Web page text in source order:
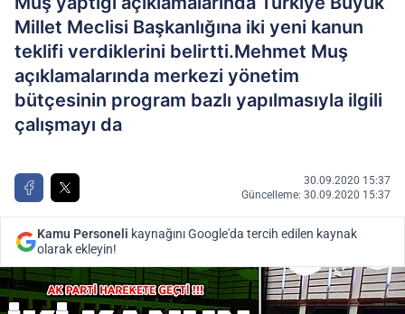
Millet Meclisi Başkanlığına iki yeni kanun
teklifi verdiklerini belirtti.Mehmet Muş
açıklamalarında merkezi yönetim
bütçesinin program bazlı yapılmasıyla ilgili
çalışmayı da
30.09.2020 15:37
Güncelleme: 30.09.2020 15:37
Kamu Personeli kaynağını Google'da tercih edilen kaynak
olarak ekleyin!